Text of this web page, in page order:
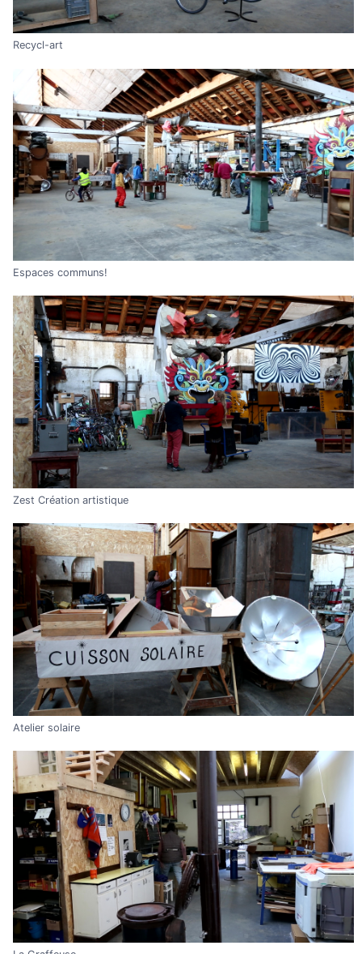
Recycl-art
Espaces communs!
Zest Création artistique
Atelier solaire